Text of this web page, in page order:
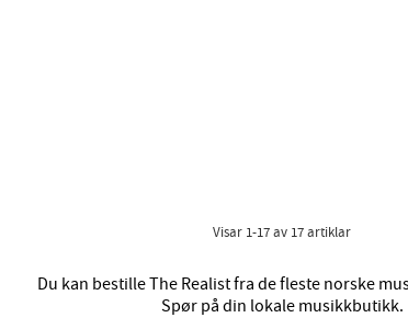
Visar 1-17av 17artiklar
Du kan bestille The Realist fra de fleste norske
Spør på din lokale musikkbutikk.